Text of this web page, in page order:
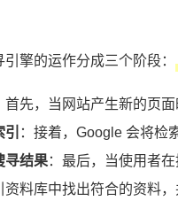
擎的运作分成三个阶段：
首先，当网站产生新的页
：接着，Google 会将检
寻结果：最后，当使用者
资料库中找出符合的资料